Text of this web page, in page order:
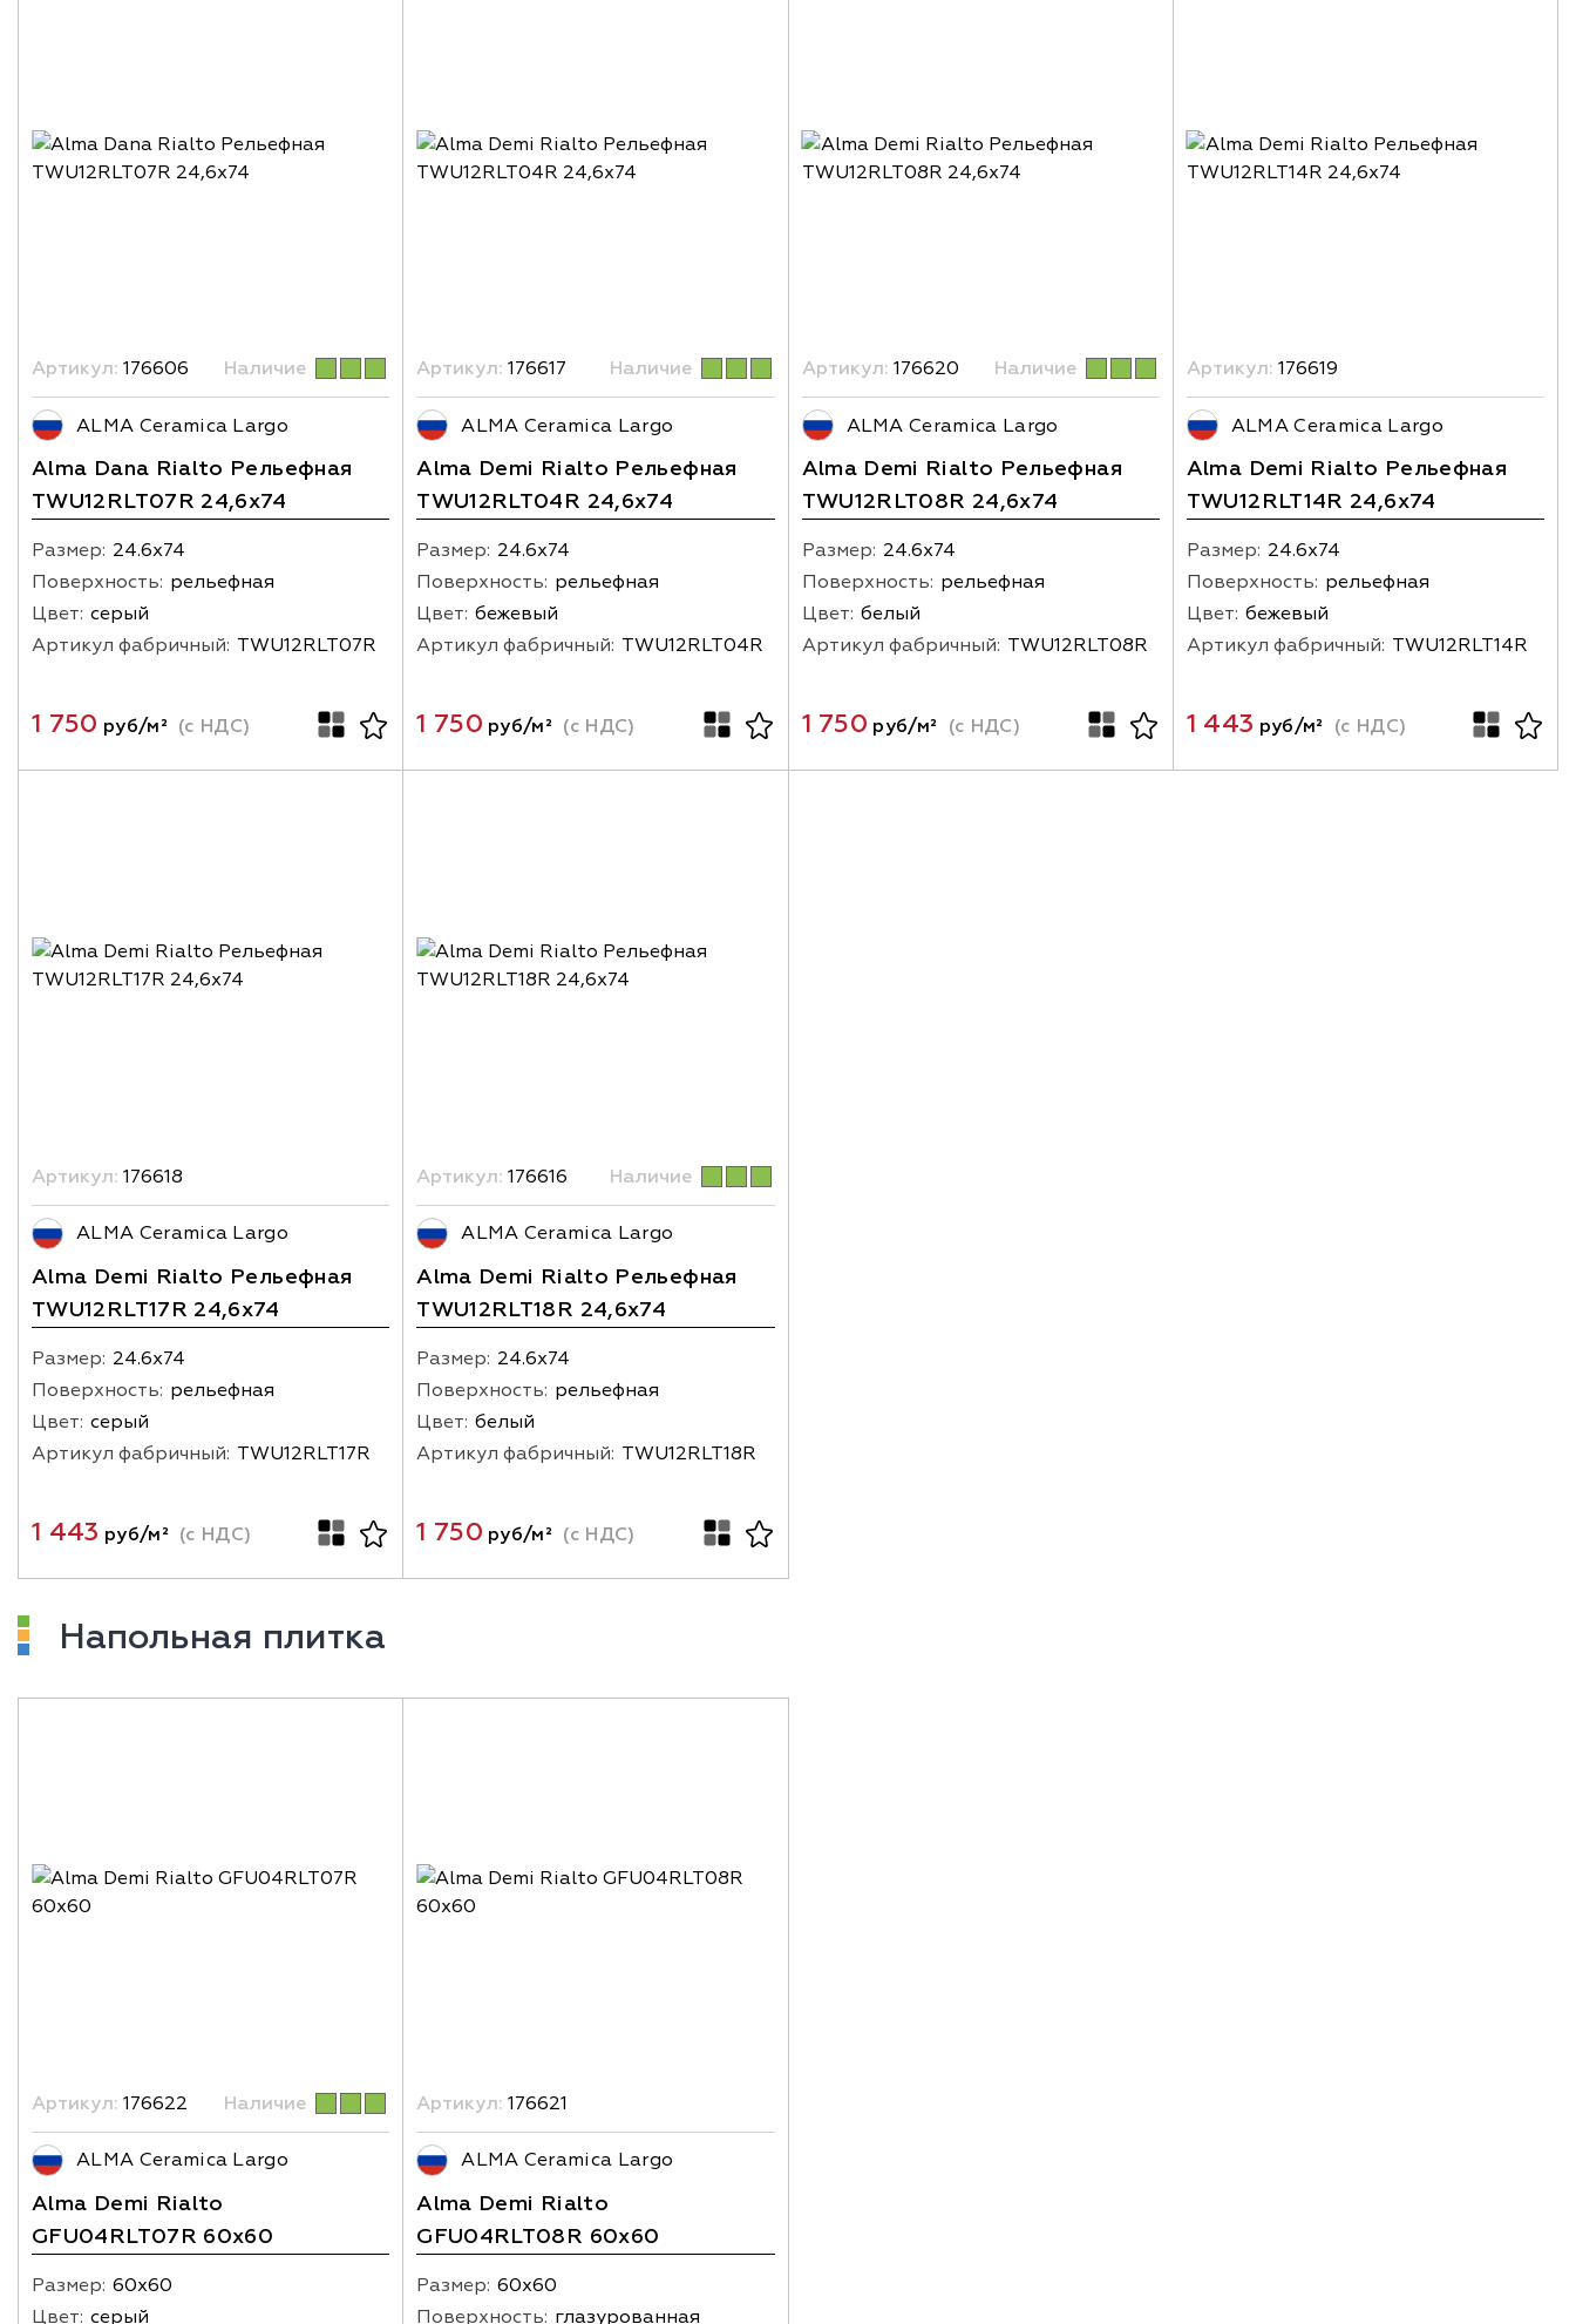
Артикул: 176606 Наличие
ALMA Ceramica Largo
Alma Dana Rialto Рельефная
TWU12RLT07R 24,6x74
Размер: 24.6х74
Поверхность: рельефная
Цвет: серый
Артикул фабричный: TWU12RLT07R
1 750 руб/м² (с НДС)
Артикул: 176617 Наличие
ALMA Ceramica Largo
Alma Demi Rialto Рельефная
TWU12RLT04R 24,6x74
Размер: 24.6х74
Поверхность: рельефная
Цвет: бежевый
Артикул фабричный: TWU12RLT04R
1 750 руб/м² (с НДС)
Артикул: 176620 Наличие
ALMA Ceramica Largo
Alma Demi Rialto Рельефная
TWU12RLT08R 24,6x74
Размер: 24.6х74
Поверхность: рельефная
Цвет: белый
Артикул фабричный: TWU12RLT08R
1 750 руб/м² (с НДС)
Артикул: 176619
ALMA Ceramica Largo
Alma Demi Rialto Рельефная
TWU12RLT14R 24,6x74
Размер: 24.6х74
Поверхность: рельефная
Цвет: бежевый
Артикул фабричный: TWU12RLT14R
1 443 руб/м² (с НДС)
Артикул: 176618
ALMA Ceramica Largo
Alma Demi Rialto Рельефная
TWU12RLT17R 24,6x74
Размер: 24.6х74
Поверхность: рельефная
Цвет: серый
Артикул фабричный: TWU12RLT17R
1 443 руб/м² (с НДС)
Артикул: 176616 Наличие
ALMA Ceramica Largo
Alma Demi Rialto Рельефная
TWU12RLT18R 24,6x74
Размер: 24.6х74
Поверхность: рельефная
Цвет: белый
Артикул фабричный: TWU12RLT18R
1 750 руб/м² (с НДС)
Напольная плитка
Артикул: 176622 Наличие
ALMA Ceramica Largo
Alma Demi Rialto
GFU04RLT07R 60x60
Размер: 60х60
Цвет: серый
Артикул: 176621
ALMA Ceramica Largo
Alma Demi Rialto
GFU04RLT08R 60x60
Размер: 60х60
Поверхность: глазурованная